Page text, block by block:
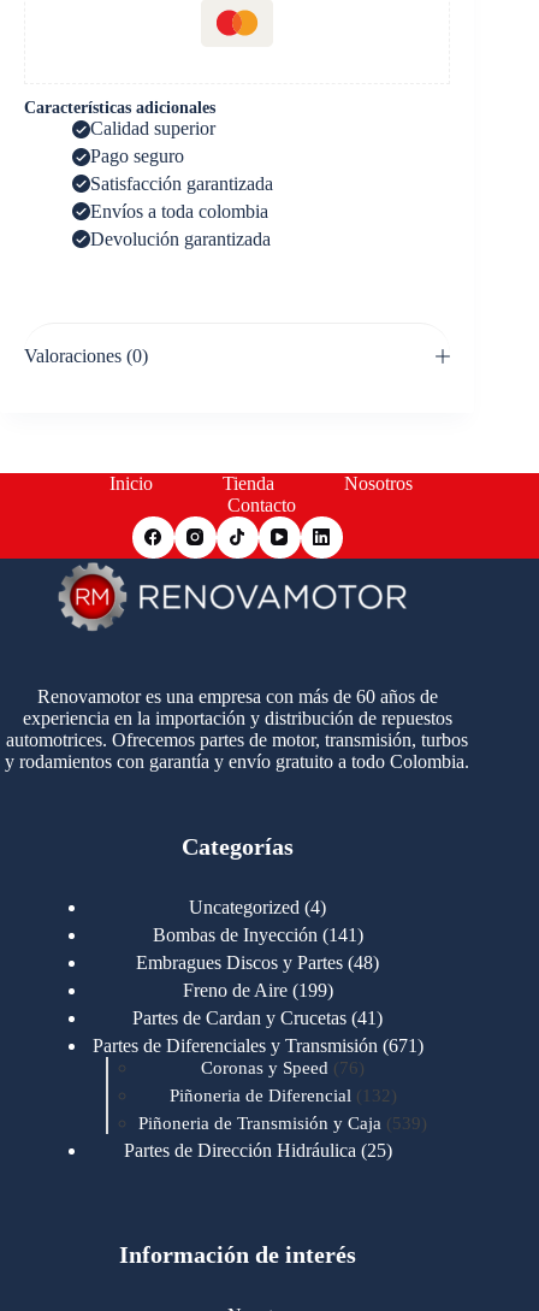
Características adicionales
Calidad superior
Pago seguro
Satisfacción garantizada
Envíos a toda colombia
Devolución garantizada
Valoraciones (0)
Inicio Tienda
Nosotros
Contacto
Renovamotor es una empresa con más de 60 años de
experiencia en la importación y distribución de repuestos
automotrices. Ofrecemos partes de motor, transmisión, turbos
y rodamientos con garantía y envío gratuito a todo Colombia.
Categorías
Uncategorized 44
productos
Bombas de Inyección 141141
productos
Embragues Discos y Partes 4848
Freno de Aire 199199
productos
Partes de Cardan y Crucetas 4141
productos
Partes de Diferenciales y Transmisión 671671
Coronas y Speed 7676
productos
Piñoneria de Diferencial 132 132
productos
Piñoneria de Transmisión y Caja 539539
Partes de Dirección Hidráulica 2525
Motores Cummins 723
Información de interés